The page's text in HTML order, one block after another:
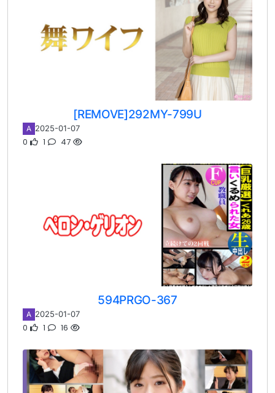
[REMOVE]292MY-799U
A 2025-01-07
0 1 47
594PRGO-367
A 2025-01-07
0 1 16